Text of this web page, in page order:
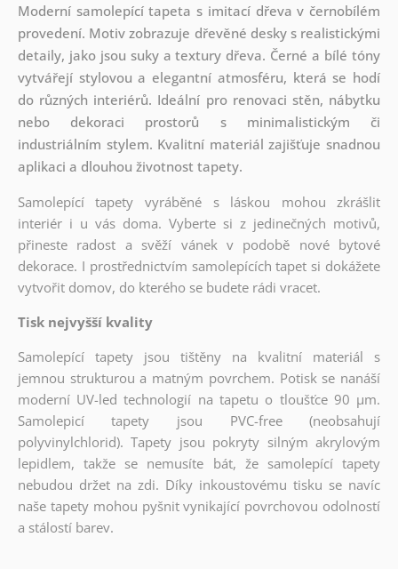
Moderní samolepící tapeta s imitací dřeva v černobílém
provedení. Motiv zobrazuje dřevěné desky s realistickými
detaily, jako jsou suky a textury dřeva. Černé a bílé tóny
vytvářejí stylovou a elegantní atmosféru, která se hodí
do různých interiérů. Ideální pro renovaci stěn, nábytku
nebo dekoraci prostorů s minimalistickým či
industriálním stylem. Kvalitní materiál zajišťuje snadnou
aplikaci a dlouhou životnost tapety.
Samolepící tapety vyráběné s láskou mohou zkrášlit
interiér i u vás doma. Vyberte si z jedinečných motivů,
přineste radost a svěží vánek v podobě nové bytové
dekorace. I prostřednictvím samolepících tapet si dokážete
vytvořit domov, do kterého se budete rádi vracet.
Tisk nejvyšší kvality
Samolepící tapety jsou tištěny na kvalitní materiál s
jemnou strukturou a matným povrchem. Potisk se nanáší
moderní UV-led technologií na tapetu o tloušťce 90 µm.
Samolepicí tapety jsou PVC-free (neobsahují
polyvinylchlorid). Tapety jsou pokryty silným akrylovým
lepidlem, takže se nemusíte bát, že samolepící tapety
nebudou držet na zdi. Díky inkoustovému tisku se navíc
naše tapety mohou pyšnit vynikající povrchovou odolností
a stálostí barev.